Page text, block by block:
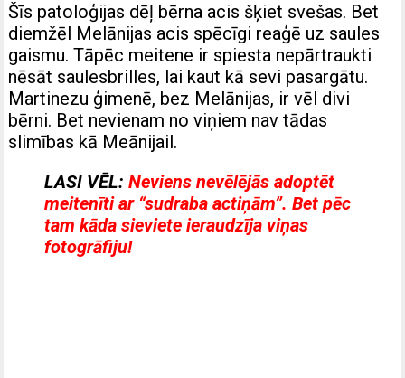
Šīs patoloģijas dēļ bērna acis šķiet svešas. Bet
diemžēl Melānijas acis spēcīgi reaģē uz saules
gaismu. Tāpēc meitene ir spiesta nepārtraukti
nēsāt saulesbrilles, lai kaut kā sevi pasargātu.
Martinezu ģimenē, bez Melānijas, ir vēl divi
bērni. Bet nevienam no viņiem nav tādas
slimības kā Meānijail.
LASI VĒL:Neviens nevēlējās adoptēt
meitenīti ar “sudraba actiņām”. Bet pēc
tam kāda sieviete ieraudzīja viņas
fotogrāfiju!